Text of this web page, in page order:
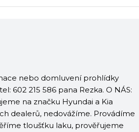
nebo domluvení prohlídky
602 215 586 pana Rezka. O NÁS:
na značku Hyundai a Kia
dealerů, nedovážíme. Provádíme
tloušťku laku, prověřujeme